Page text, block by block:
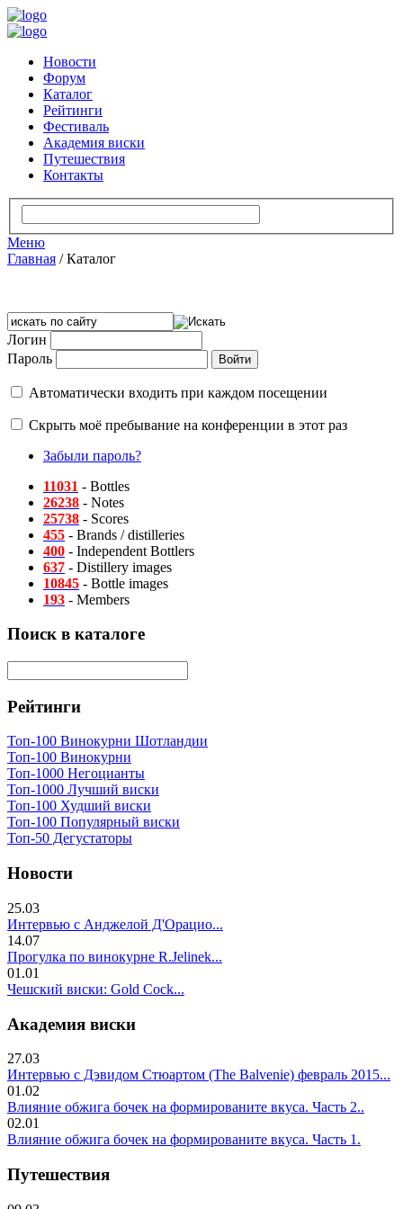
Новости
Форум
Каталог
Рейтинги
Фестиваль
Академия виски
Путешествия
Контакты
Меню
Главная /Каталог
Логин
Пароль
Автоматически входить при каждом посещении
Скрыть моё пребывание на конференции в этот раз
Забыли пароль?
11031 - Bottles
26238 - Notes
25738 - Scores
455 - Brands / distilleries
400 - Independent Bottlers
637 - Distillery images
10845 - Bottle images
193 - Members
Поиск в каталоге
Рейтинги
Топ-100 Винокурни Шотландии
Топ-100 Винокурни
Топ-1000 Негоцианты
Топ-1000 Лучший виски
Топ-100 Худший виски
Топ-100 Популярный виски
Топ-50 Дегустаторы
Новости
25.03
Интервью с Анджелой Д'Орацио...
14.07
Прогулка по винокурне R.Jelinek...
01.01
Чешский виски: Gold Cock...
Академия виски
27.03
Интервью с Дэвидом Стюартом (The Balvenie) февраль 2015...
01.02
Влияние обжига бочек на формированите вкуса. Часть 2..
02.01
Влияние обжига бочек на формированите вкуса. Часть 1.
Путешествия